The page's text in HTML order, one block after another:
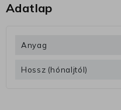
Adatlap
Anyag
Hossz (hónaljtól)